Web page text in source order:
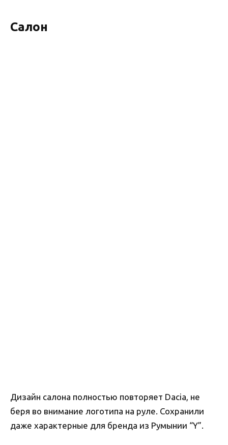
Салон
Дизайн салона полностью повторяет Dacia, не
беря во внимание логотипа на руле. Сохранили
даже характерные для бренда из Румынии “Y”.